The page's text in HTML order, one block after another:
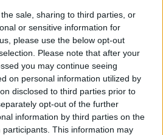
sale, sharing to third parties, or
or sensitive information for
please use the below opt-out
Please note that after your
you may continue seeing
on personal information utilized by
disclosed to third parties prior to
opt-out of the further
information by third parties on the
participants. This information may
los contagios por
?
han sido detectados en
tanto la Secretaría de Salud
de la UNAM han hecho
para evitar la